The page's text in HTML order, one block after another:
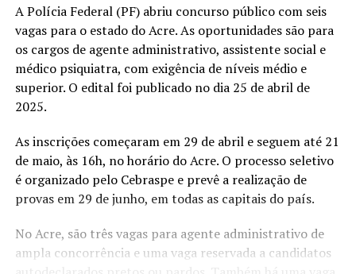
A Polícia Federal (PF) abriu concurso público com seis
vagas para o estado do Acre. As oportunidades são para
os cargos de agente administrativo, assistente social e
médico psiquiatra, com exigência de níveis médio e
superior. O edital foi publicado no dia 25 de abril de
2025.
As inscrições começaram em 29 de abril e seguem até 21
de maio, às 16h, no horário do Acre. O processo seletivo
é organizado pelo Cebraspe e prevê a realização de
provas em 29 de junho, em todas as capitais do país.
No Acre, são três vagas para agente administrativo de
ampla concorrência e uma vaga reservada a candidatos